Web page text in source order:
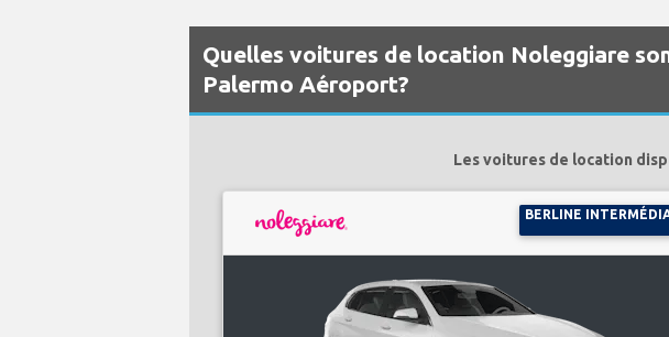
Quelles voitures de location Noleggiare
Palermo Aéroport?
Les voitures de location
BERLINE